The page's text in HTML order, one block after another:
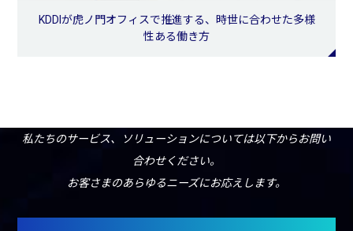
KDDIが虎ノ門オフィスで推進する、時世に合わせた多様
性ある働き方
私たちのサービス、ソリューションについては以下からお問い
合わせください。
お客さまのあらゆるニーズにお応えします。